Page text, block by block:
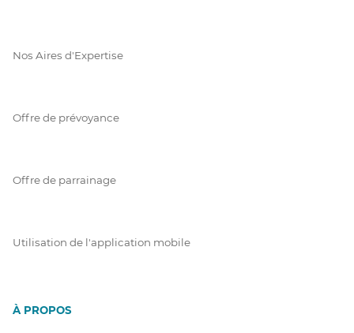
Nos Aires d'Expertise
Offre de prévoyance
Offre de parrainage
Utilisation de l'application mobile
À PROPOS